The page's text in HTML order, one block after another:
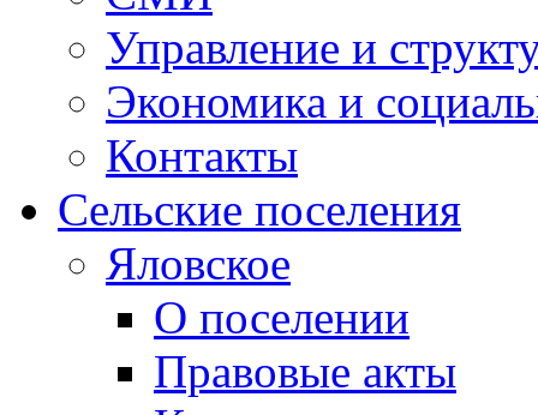
Управление и
Экономика и
Контакты
Сельские поселения
Яловское
О поселении
Правовые акты